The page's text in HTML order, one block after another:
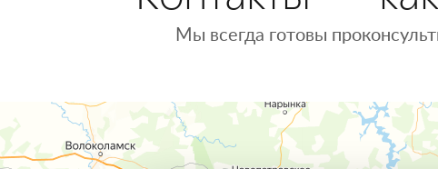
Мы всегда готовы